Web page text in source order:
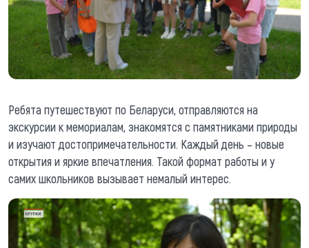
Ребята путешествуют по Беларуси, отправляются на
экскурсии к мемориалам, знакомятся с памятниками природы
и изучают достопримечательности. Каждый день – новые
открытия и яркие впечатления. Такой формат работы и у
самих школьников вызывает немалый интерес.